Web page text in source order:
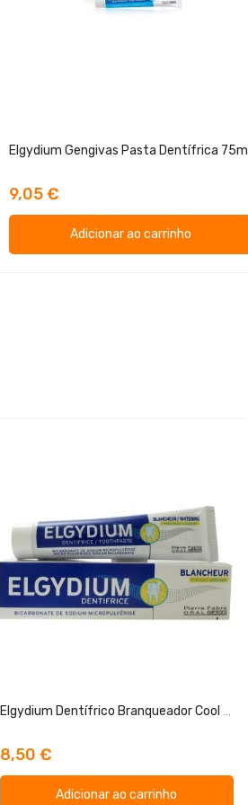
Elgydium Gengivas Pasta Dentífrica 75ml
9,05 €
Adicionar ao carrinho
Elgydium Dentífrico Branqueador Cool Lemon 75ml
8,50 €
Adicionar ao carrinho